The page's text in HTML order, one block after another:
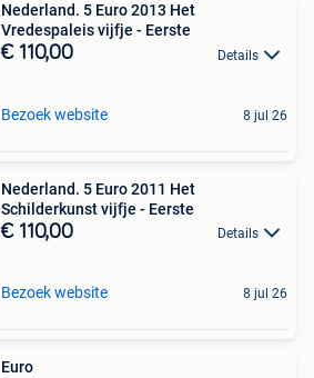
Nederland. 5 Euro 2013 Het
Vredespaleis vijfje - Eerste
€ 110,00 Details
Bezoek website 8 jul 26
Nederland. 5 Euro 2011 Het
Schilderkunst vijfje - Eerste
€ 110,00 Details
Bezoek website 8 jul 26
Euro